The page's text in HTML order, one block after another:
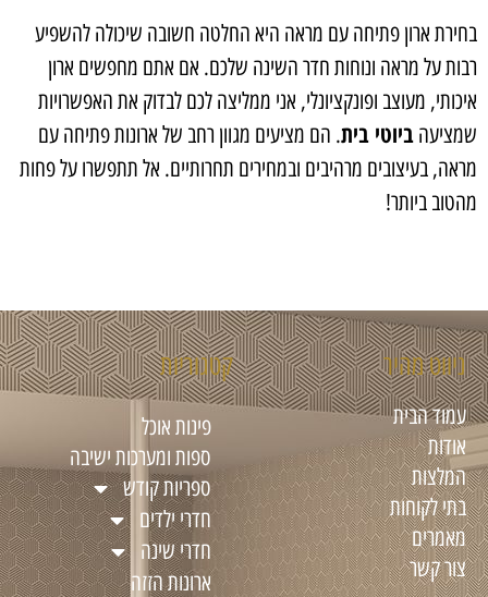
בחירת ארון פתיחה עם מראה היא החלטה חשובה שיכולה להשפיע
רבות על מראה ונוחות חדר השינה שלכם. אם אתם מחפשים ארון
איכותי, מעוצב ופונקציונלי, אני ממליצה לכם לבדוק את האפשרויות
שמציעה ביוטי בית. הם מציעים מגוון רחב של ארונות פתיחה עם
מראה, בעיצובים מרהיבים ובמחירים תחרותיים. אל תתפשרו על פחות
מהטוב ביותר!
ניווט מהיר
עמוד הבית
אודות
המלצות
בתי לקוחות
מאמרים
צור קשר
קטגוריות
פינות אוכל
ספות ומערכות ישיבה
ספריות קודש
חדרי ילדים
חדרי שינה
ארונות הזזה